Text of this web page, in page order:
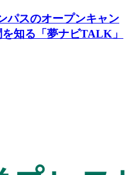
パスのオープンキャン
知る「夢ナビTALK」